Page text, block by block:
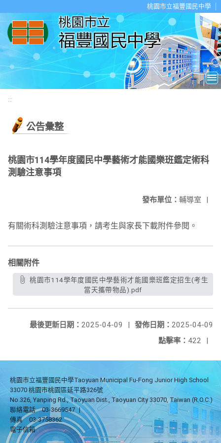
桃園市立福豐國民中學
:::
公告彙整
桃園市114學年度國民中學藝術才能國樂班鑑定術科
測驗注意事項
發布單位： 輔導室 |
有關術科測驗注意事項，請考生與家長下載附件參閱。
相關附件
桃園市114學年度國民中學藝術才能國樂班鑑定招生(考生
當天攜帶物品).pdf
發佈日期： 2025-04-09
最後更新日期： 2025-04-09
|
點擊率： 422 |
桃園市立福豐國民中學Taoyuan Municipal Fu-Fong Junior High School
33070 桃園市桃園區延平路326號
No.326, Yanping Rd., Taoyuan Dist., Taoyuan City 33070, Taiwan (R.O.C.)
聯絡電話
03-3669547 |
傳真
03-3758362
電子信箱